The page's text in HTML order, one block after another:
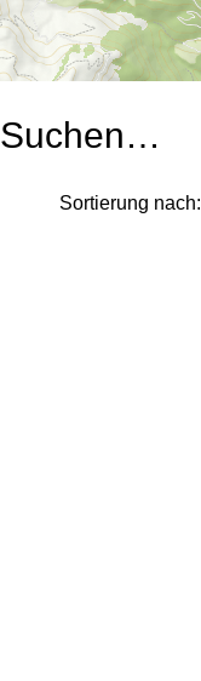
Suchen…
Sortierung nach: